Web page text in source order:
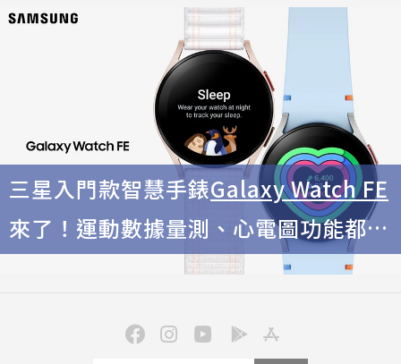
三星入門款智慧手錶Galaxy Watch FE
來了！運動數據量測、心電圖功能都具